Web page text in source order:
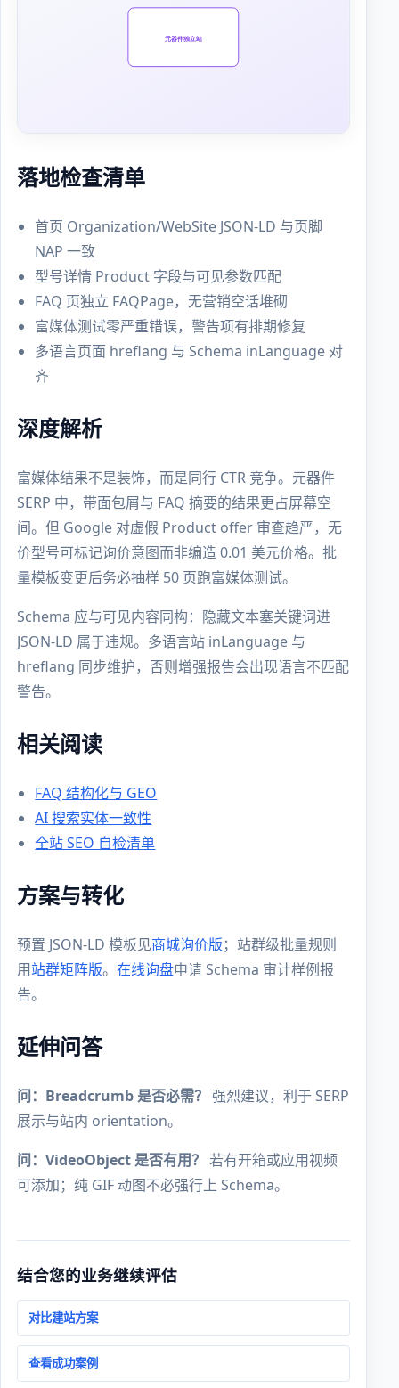
落地检查清单
首页 Organization/WebSite JSON-LD 与页脚
NAP 一致
型号详情 Product 字段与可见参数匹配
FAQ 页独立 FAQPage，无营销空话堆砌
富媒体测试零严重错误，警告项有排期修复
多语言页面 hreflang 与 Schema inLanguage 对
齐
深度解析
富媒体结果不是装饰，而是同行 CTR 竞争。元器件
SERP 中，带面包屑与 FAQ 摘要的结果更占屏幕空
间。但 Google 对虚假 Product offer 审查趋严，无
价型号可标记询价意图而非编造 0.01 美元价格。批
量模板变更后务必抽样 50 页跑富媒体测试。
Schema 应与可见内容同构：隐藏文本塞关键词进
JSON-LD 属于违规。多语言站 inLanguage 与
hreflang 同步维护，否则增强报告会出现语言不匹配
警告。
相关阅读
FAQ 结构化与 GEO
AI 搜索实体一致性
全站 SEO 自检清单
方案与转化
预置 JSON-LD 模板见商城询价版；站群级批量规则
用站群矩阵版。在线询盘申请 Schema 审计样例报
告。
延伸问答
问：Breadcrumb 是否必需？ 强烈建议，利于 SERP
展示与站内 orientation。
问：VideoObject 是否有用？ 若有开箱或应用视频
可添加；纯 GIF 动图不必强行上 Schema。
结合您的业务继续评估
对比建站方案
查看成功案例